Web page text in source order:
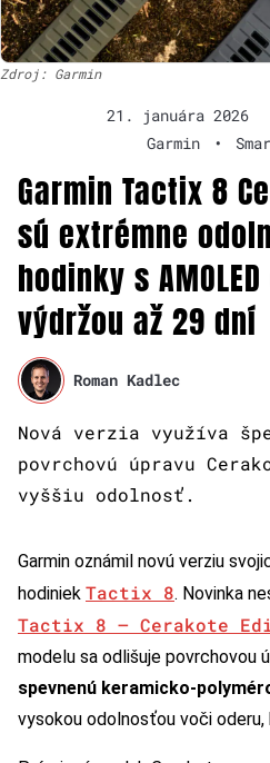
Zdroj: Garmin
21. januára 2026
Garmin
•
Garmin Tactix 8
sú extrémne
hodinky s
výdržou až 29 dní
Roman Kadlec
Nová verzia využíva
povrchovú úpravu
vyššiu odolnosť.
Garmin oznámil novú verziu
hodiniek Tactix 8. Novinka
Tactix 8 – Cerakote
modelu sa odlišuje povrchovou
spevnenú keramicko-
vysokou odolnosťou voči oderu,